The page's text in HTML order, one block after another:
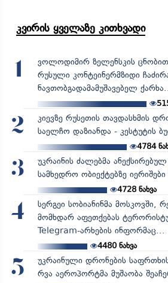
კვირის ყველაზე კითხვადი
1
ვოლოდიმირ ზელენსკის
რუსული კონტეინერმზიდი
ნავთობგადამამუშავებელ
2
კიევზე რუსეთის თავდასხმის
საელჩო დაზიანდა - კესტუტის
4784
3
უკრაინის ძალებმა
სამხედრო ობიექტებზე იერიშები
4728ნახვა
4
სერგეი სობიანინმა მოსკოვში,
მომხდარ აფეთქებას
Telegram-არხების ინფორმაც...
4480ნახვა
5
უკრაინული დრონების
რვა აეროპორტმა მუშაობა